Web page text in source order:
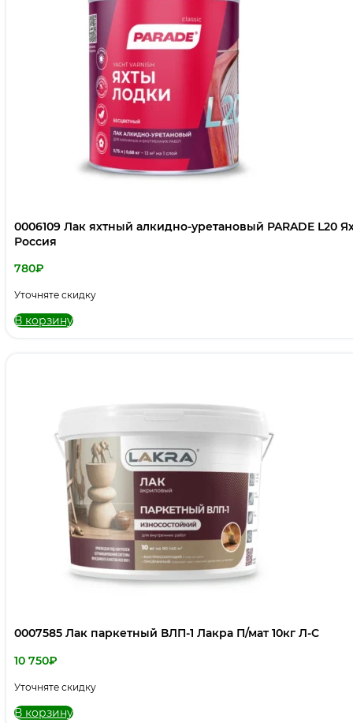
0006109 Лак яхтный алкидно-уретановый PARADE L20
Россия
780₽
Уточняте скидку
В корзину
0007585 Лак паркетный ВЛП-1 Лакра П/мат 10кг Л-С
10 750₽
Уточняте скидку
В корзину